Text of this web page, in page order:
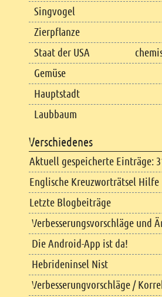
Singvogel
Zierpflanze
Staat der USA
Gemüse
Hauptstadt
Laubbaum
Verschiedenes
Aktuell gespeicherte Einträge:
Englische Kreuzworträtsel Hilfe
Letzte Blogbeiträge
Verbesserungsvorschläge und
Die Android-App ist da!
Hebrideninsel Nist
Verbesserungvorschläge /